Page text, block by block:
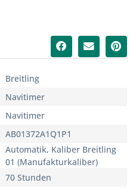
Breitling
Navitimer
Navitimer
AB01372A1Q1P1
Automatik, Kaliber Breitling
01 (Manufakturkaliber)
70 Stunden